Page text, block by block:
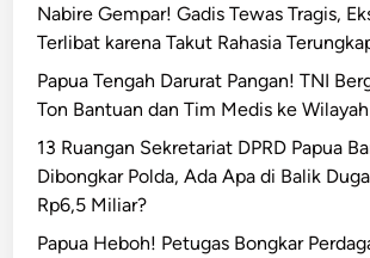
Nabire Gempar! Gadis Tewas Tragis,
Terlibat karena Takut Rahasia
Papua Tengah Darurat Pangan! TNI
Ton Bantuan dan Tim Medis ke
13 Ruangan Sekretariat DPRD Papua
Dibongkar Polda, Ada Apa di Balik
Rp6,5 Miliar?
Papua Heboh! Petugas Bongkar